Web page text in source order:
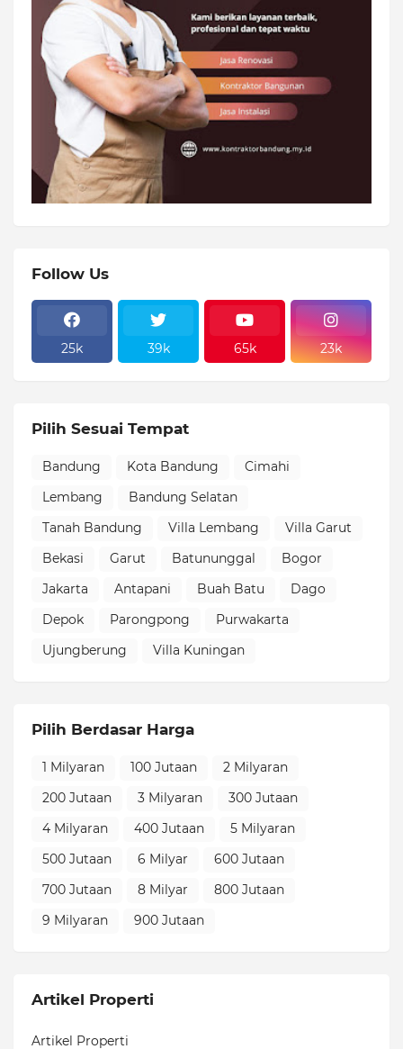
Follow Us
25k 39k 65k 23k
Pilih Sesuai Tempat
Bandung Kota Bandung
Cimahi
Lembang
Bandung Selatan
Tanah Bandung
Villa Lembang
Villa Garut
Bekasi
Garut Batununggal
Bogor
Jakarta
Antapani Buah Batu
Dago
Depok
Parongpong
Purwakarta
Ujungberung
Villa Kuningan
Pilih Berdasar Harga
1 Milyaran 100 Jutaan
2 Milyaran
200 Jutaan
3 Milyaran
300 Jutaan
4 Milyaran
400 Jutaan
5 Milyaran
500 Jutaan
6 Milyar
600 Jutaan
700 Jutaan
8 Milyar
800 Jutaan
9 Milyaran
900 Jutaan
Artikel Properti
Artikel Properti